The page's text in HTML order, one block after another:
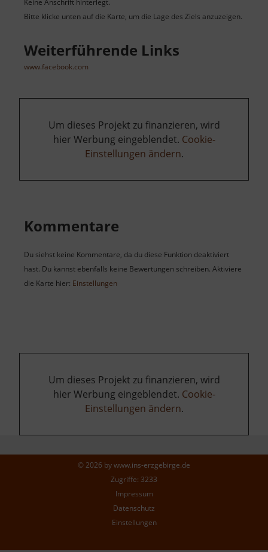
Keine Anschrift hinterlegt.
Bitte klicke unten auf die Karte, um die Lage des Ziels anzuzeigen.
Weiterführende Links
www.facebook.com
Um dieses Projekt zu finanzieren, wird
hier Werbung eingeblendet. Cookie-
Einstellungen ändern.
Kommentare
Du siehst keine Kommentare, da du diese Funktion deaktiviert
hast. Du kannst ebenfalls keine Bewertungen schreiben. Aktiviere
die Karte hier: Einstellungen
Um dieses Projekt zu finanzieren, wird
hier Werbung eingeblendet. Cookie-
Einstellungen ändern.
© 2026 bywww.ins-erzgebirge.de
Zugriffe: 3233
Impressum
Datenschutz
Einstellungen